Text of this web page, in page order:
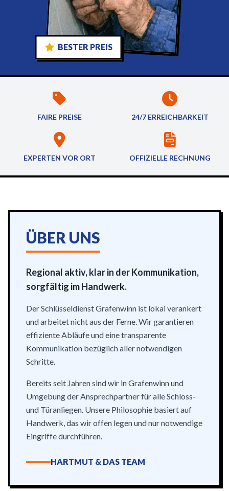
BESTER PREIS
FAIRE PREISE 24/7 ERREICHBARKEIT
EXPERTEN VOR ORT OFFIZIELLE RECHNUNG
ÜBER UNS
Regional aktiv, klar in der Kommunikation,
sorgfältig im Handwerk.
Der Schlüsseldienst Grafenwinn ist lokal verankert
und arbeitet nicht aus der Ferne. Wir garantieren
effiziente Abläufe und eine transparente
Kommunikation bezüglich aller notwendigen
Schritte.
Bereits seit Jahren sind wir in Grafenwinn und
Umgebung der Ansprechpartner für alle Schloss-
und Türanliegen. Unsere Philosophie basiert auf
Handwerk, das wir offen legen und nur notwendige
Eingriffe durchführen.
HARTMUT & DAS TEAM